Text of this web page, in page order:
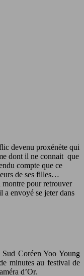
devenu proxénète qui
dont il ne connait que
compte que ce
de ses filles…
montre pour retrouver
a envoyé se jeter dans
Coréen Yoo Young
minutes au festival de
d’Or.